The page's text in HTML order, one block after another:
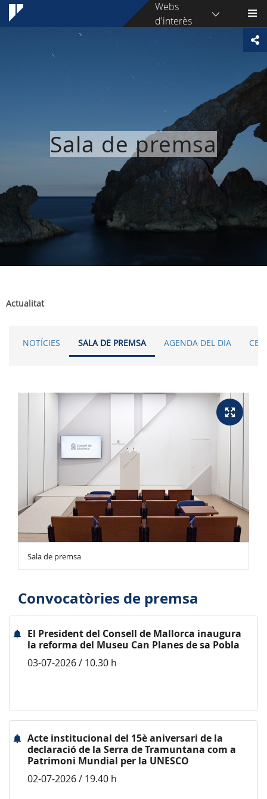
Webs
d'interès
Sala de premsa
Actualitat
NOTÍCIES SALA DE PREMSA AGENDA DEL DIA
Sala de premsa
Convocatòries de premsa
El President del Consell de Mallorca inaugura
la reforma del Museu Can Planes de sa Pobla
03-07-2026 / 10.30 h
Acte institucional del 15è aniversari de la
declaració de la Serra de Tramuntana com a
Patrimoni Mundial per la UNESCO
02-07-2026 / 19.40 h